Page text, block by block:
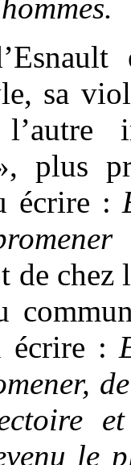
sa
plus
écrire :
de
écrire :
le